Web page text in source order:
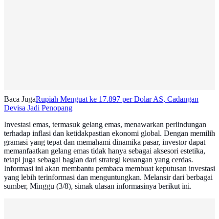
Baca JugaRupiah Menguat ke 17.897 per Dolar AS, Cadangan
Devisa Jadi Penopang
Investasi emas, termasuk gelang emas, menawarkan perlindungan
terhadap inflasi dan ketidakpastian ekonomi global. Dengan memilih
gramasi yang tepat dan memahami dinamika pasar, investor dapat
memanfaatkan gelang emas tidak hanya sebagai aksesori estetika,
tetapi juga sebagai bagian dari strategi keuangan yang cerdas.
Informasi ini akan membantu pembaca membuat keputusan investasi
yang lebih terinformasi dan menguntungkan. Melansir dari berbagai
sumber, Minggu (3/8), simak ulasan informasinya berikut ini.